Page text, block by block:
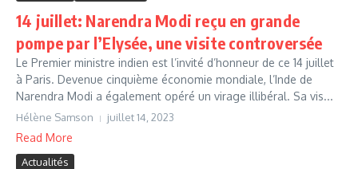
14 juillet: Narendra Modi reçu en grande
pompe par l’Elysée, une visite controversée
Le Premier ministre indien est l’invité d’honneur de ce 14 juillet
à Paris. Devenue cinquième économie mondiale, l’Inde de
Narendra Modi a également opéré un virage illibéral. Sa vis...
Hélène Samson juillet 14, 2023
Read More
Actualités